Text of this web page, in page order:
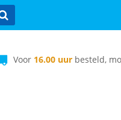
Voor 16.00 uur besteld,